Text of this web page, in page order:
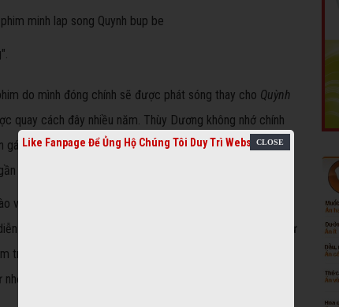
do mình đóng chính sẽ được phát sóng thay cho Quỳnh
quay cách đây nhiều năm. Thùy Dương không nhớ chính
cô - bé Coca - cũng tham gia phim này và khi đó cô bé
1,6m và mặc vừa quần áo của mẹ.
vai con ghẻ của Thùy Dương. Đóng phim khi mới 5 tuổi
xuất tốt. Bé Coca sinh năm 2008, tên thật là Gia Linh. Từ
trường nên sớm làm quen với
Bé từng gây ấn tượng khi tham gia một số phim như
Like Fanpage Để Ủng Hộ Chúng Tôi Duy Trì Website